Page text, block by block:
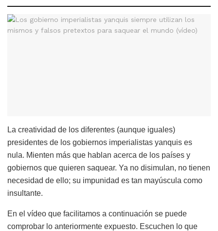
La creatividad de los diferentes (aunque iguales)
presidentes de los gobiernos imperialistas yanquis es
nula. Mienten más que hablan acerca de los países y
gobiernos que quieren saquear. Ya no disimulan, no tienen
necesidad de ello; su impunidad es tan mayúscula como
insultante.
En el vídeo que facilitamos a continuación se puede
comprobar lo anteriormente expuesto. Escuchen lo que